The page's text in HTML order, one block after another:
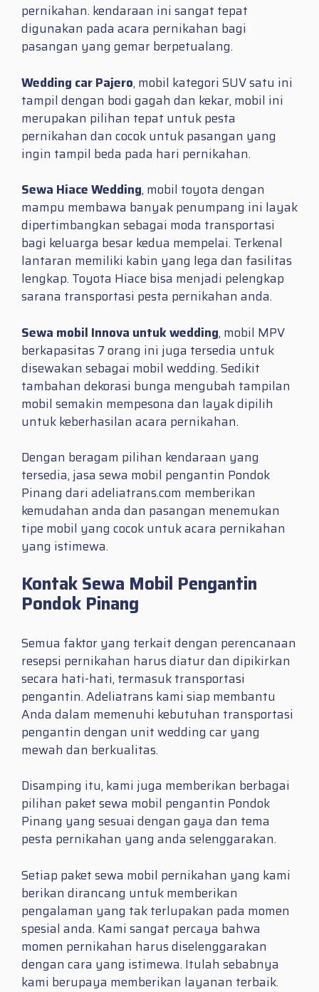
pernikahan. kendaraan ini sangat tepat
digunakan pada acara pernikahan bagi
pasangan yang gemar berpetualang.
Wedding car Pajero, mobil kategori SUV satu ini
tampil dengan bodi gagah dan kekar, mobil ini
merupakan pilihan tepat untuk pesta
pernikahan dan cocok untuk pasangan yang
ingin tampil beda pada hari pernikahan.
Sewa Hiace Wedding, mobil toyota dengan
mampu membawa banyak penumpang ini layak
dipertimbangkan sebagai moda transportasi
bagi keluarga besar kedua mempelai. Terkenal
lantaran memiliki kabin yang lega dan fasilitas
lengkap. Toyota Hiace bisa menjadi pelengkap
sarana transportasi pesta pernikahan anda.
Sewa mobil Innova untuk wedding, mobil MPV
berkapasitas 7 orang ini juga tersedia untuk
disewakan sebagai mobil wedding. Sedikit
tambahan dekorasi bunga mengubah tampilan
mobil semakin mempesona dan layak dipilih
untuk keberhasilan acara pernikahan.
Dengan beragam pilihan kendaraan yang
tersedia, jasa sewa mobil pengantin Pondok
Pinang dari adeliatrans.com memberikan
kemudahan anda dan pasangan menemukan
tipe mobil yang cocok untuk acara pernikahan
yang istimewa.
Kontak Sewa Mobil Pengantin
Pondok Pinang
Semua faktor yang terkait dengan perencanaan
resepsi pernikahan harus diatur dan dipikirkan
secara hati-hati, termasuk transportasi
pengantin. Adeliatrans kami siap membantu
Anda dalam memenuhi kebutuhan transportasi
pengantin dengan unit wedding car yang
mewah dan berkualitas.
Disamping itu, kami juga memberikan berbagai
pilihan paket sewa mobil pengantin Pondok
Pinang yang sesuai dengan gaya dan tema
pesta pernikahan yang anda selenggarakan.
Setiap paket sewa mobil pernikahan yang kami
berikan dirancang untuk memberikan
pengalaman yang tak terlupakan pada momen
spesial anda. Kami sangat percaya bahwa
momen pernikahan harus diselenggarakan
dengan cara yang istimewa. Itulah sebabnya
kami berupaya memberikan layanan terbaik.